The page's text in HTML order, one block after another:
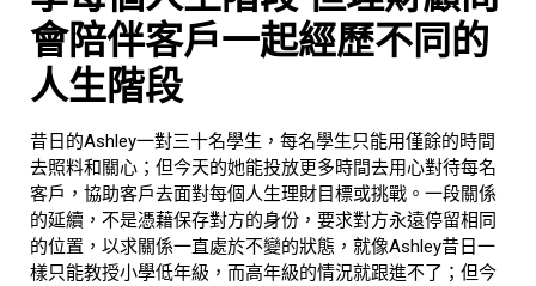
會陪伴客戶一起經歷不同的
人生階段
昔日的Ashley一對三十名學生，每名學生只能用僅餘的時間
去照料和關心；但今天的她能投放更多時間去用心對待每名
客戶，協助客戶去面對每個人生理財目標或挑戰。一段關係
的延續，不是憑藉保存對方的身份，要求對方永遠停留相同
的位置，以求關係一直處於不變的狀態，就像Ashley昔日一
樣只能教授小學低年級，而高年級的情況就跟進不了；但今